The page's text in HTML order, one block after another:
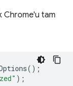
Chrome'u tam
();
);